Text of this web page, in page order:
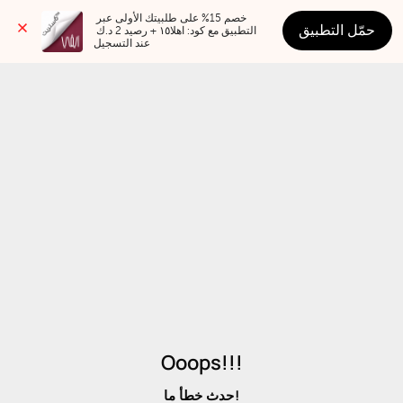
عند التسجيل
حمّل التطبيق
Ooops!!!
حدث خطأ ما!